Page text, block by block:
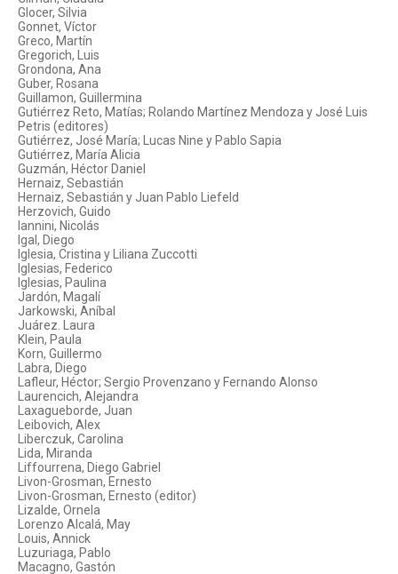
Glocer, Silvia
Gonnet, Víctor
Greco, Martín
Gregorich, Luis
Grondona, Ana
Guber, Rosana
Guillamon, Guillermina
Gutiérrez Reto, Matías; Rolando Martínez Mendoza y José Luis
Petris (editores)
Gutiérrez, José María; Lucas Nine y Pablo Sapia
Gutiérrez, María Alicia
Guzmán, Héctor Daniel
Hernaiz, Sebastián
Hernaiz, Sebastián y Juan Pablo Liefeld
Herzovich, Guido
Iannini, Nicolás
Igal, Diego
Iglesia, Cristina y Liliana Zuccotti
Iglesias, Federico
Iglesias, Paulina
Jardón, Magalí
Jarkowski, Aníbal
Juárez. Laura
Klein, Paula
Korn, Guillermo
Labra, Diego
Lafleur, Héctor; Sergio Provenzano y Fernando Alonso
Laurencich, Alejandra
Laxagueborde, Juan
Leibovich, Alex
Liberczuk, Carolina
Lida, Miranda
Liffourrena, Diego Gabriel
Livon-Grosman, Ernesto
Livon-Grosman, Ernesto (editor)
Lizalde, Ornela
Lorenzo Alcalá, May
Louis, Annick
Luzuriaga, Pablo
Macagno, Gastón